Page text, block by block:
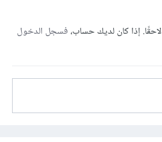
إذا كان لديك حساب،فسجل الدخول